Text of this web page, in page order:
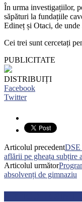
În urma investigațiilor,
săpături la fundațiile
Edineț și Otaci, de unde
Cei trei sunt cercetați
PUBLICITATE
DISTRIBUIȚI
Facebook
Twitter
Articolul precedentDSE
aflării pe gheața subțire
Articolul următor
absolvenți de gimnaziu